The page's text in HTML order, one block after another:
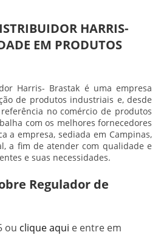
HARRIS-
EM PRODUTOS
Harris- Brastak é uma empresa
de produtos industriais e, desde
no comércio de produtos
com os melhores fornecedores
a empresa, sediada em Campinas,
a fim de atender com qualidade e
e suas necessidades.
Regulador de
ou clique aqui e entre em